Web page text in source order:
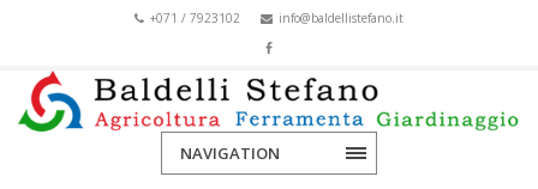
+071 / 7923102 info@baldellistefano.it
NAVIGATION